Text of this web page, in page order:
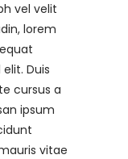
vel velit
lorem
Duis
cursus a
ipsum
vitae